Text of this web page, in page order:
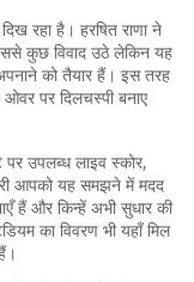
रहा है। हरषित राणा ने
कुछ विवाद उठे लेकिन यह
को तैयार हैं। इस तरह
पर दिलचस्पी बनाए
उपलब्ध लाइव स्कोर,
आपको यह समझने में मदद
हैं और किन्हें अभी सुधार की
का विवरण भी यहाँ मिल